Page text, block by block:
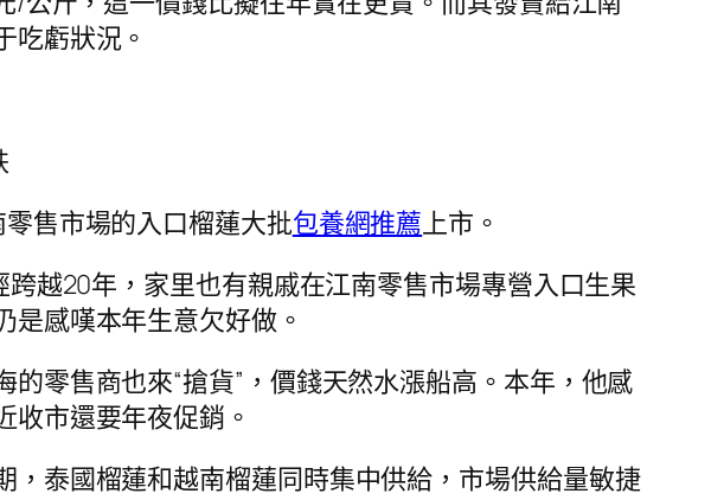
吃虧狀況。
售市場的入口榴蓮大批包養網推薦上市。
越20年，家里也有親戚在江南零售市場專營入口生果
感嘆本年生意欠好做。
零售商也來“搶貨”，價錢天然水漲船高。本年，他感
市還要年夜促銷。
泰國榴蓮和越南榴蓮同時集中供給，市場供給量敏捷